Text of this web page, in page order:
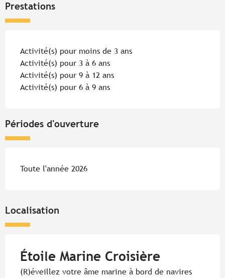
Prestations
Activité(s) pour moins de 3 ans
Activité(s) pour 3 à 6 ans
Activité(s) pour 9 à 12 ans
Activité(s) pour 6 à 9 ans
Périodes d'ouverture
Toute l'année 2026
Localisation
Étoile Marine Croisière
(R)éveillez votre âme marine à bord de navires